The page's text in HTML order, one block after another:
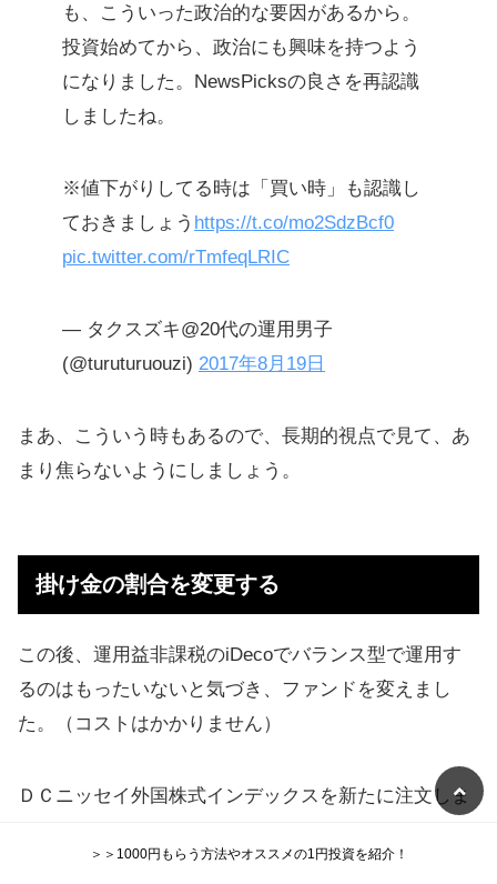
も、こういった政治的な要因があるから。
投資始めてから、政治にも興味を持つよう
になりました。NewsPicksの良さを再認識
しましたね。
※値下がりしてる時は「買い時」も認識し
ておきましょう https://t.co/mo2SdzBcf0
pic.twitter.com/rTmfeqLRIC
— タクスズキ@20代の運用男子
(@turuturuouzi) 2017年8月19日
まあ、こういう時もあるので、長期的視点で見て、あ
まり焦らないようにしましょう。
掛け金の割合を変更する
この後、運用益非課税のiDecoでバランス型で運用す
るのはもったいないと気づき、ファンドを変えまし
た。（コストはかかりません）
ＤＣニッセイ外国株式インデックスを新たに注文しま
＞＞1000円もらう方法やオススメの1円投資を紹介！